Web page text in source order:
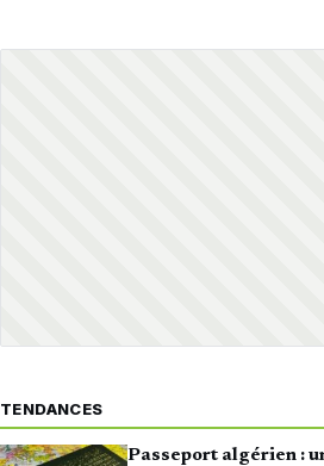
TENDANCES
Passeport algérien :